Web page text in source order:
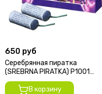
650 руб
Серебрянная пиратка
(SREBRNA PIRATKA) Р1001
250/10
В корзину